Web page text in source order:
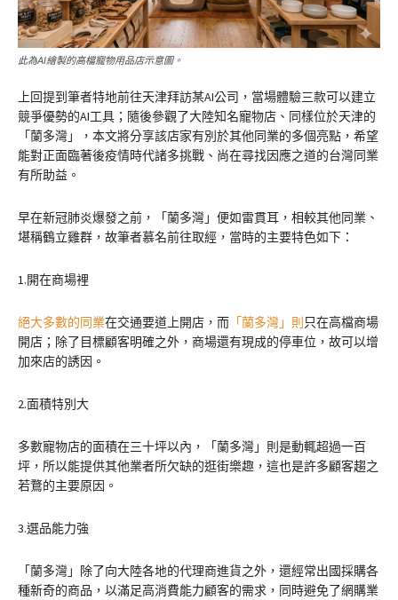
此為AI繪製的高檔寵物用品店示意圖。
上回提到筆者特地前往天津拜訪某AI公司，當場體驗三款可以建立
競爭優勢的AI工具；隨後參觀了大陸知名寵物店、同樣位於天津的
「蘭多灣」，本文將分享該店家有別於其他同業的多個亮點，希望
能對正面臨著後疫情時代諸多挑戰、尚在尋找因應之道的台灣同業
有所助益。
早在新冠肺炎爆發之前，「蘭多灣」便如雷貫耳，相較其他同業、
堪稱鶴立雞群，故筆者慕名前往取經，當時的主要特色如下：
1.開在商場裡
絕大多數的同業在交通要道上開店，而 「蘭多灣」則 只在高檔商場
開店；除了目標顧客明確之外，商場還有現成的停車位，故可以增
加來店的誘因。
2.面積特別大
多數寵物店的面積在三十坪以內，「蘭多灣」則是動輒超過一百
坪，所以能提供其他業者所欠缺的逛街樂趣，這也是許多顧客趨之
若鶩的主要原因。
3.選品能力強
「蘭多灣」除了向大陸各地的代理商進貨之外，還經常出國採購各
種新奇的商品，以滿足高消費能力顧客的需求，同時避免了網購業